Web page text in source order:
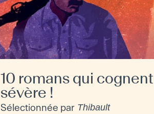
10 romans qui cognent
sévère !
Sélectionnée par Thibault